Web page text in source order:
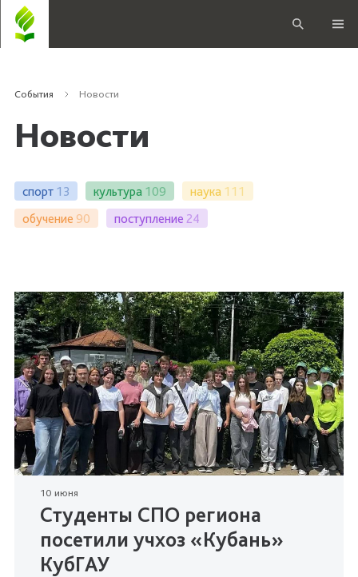
События Новости
Новости
спорт 13 культура 109 наука 111
обучение 90 поступление 24
10 июня
Студенты СПО региона
посетили учхоз «Кубань»
КубГАУ